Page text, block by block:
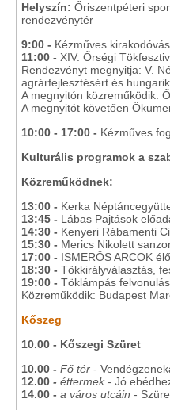
Helyszín: Őriszentpéteri
rendezvénytér
9:00 - Kézműves
11:00 - XIV. Őrségi
Rendezvényt megnyitja: V.
agrárfejlesztésért és
A megnyitón közreműködik:
A megnyitót követően
10:00 - 17:00 - Kézműves
Kulturális programok a
Közreműködnek:
13:00 - Kerka
13:45 - Lábas Pajtások
14:30 - Kenyeri Rábamenti
15:30 - Merics Nikolett
17:00 - ISMERŐS ARCOK
18:30 - Tökkirályválasztás,
19:00 - Töklámpás felvonulás
Közreműködik: Budapest
Kőszeg
10.00 - Kőszegi Szüret
10.00 - Fő tér -
12.00 - éttermek- Jó
14.00 - a város utcáin -